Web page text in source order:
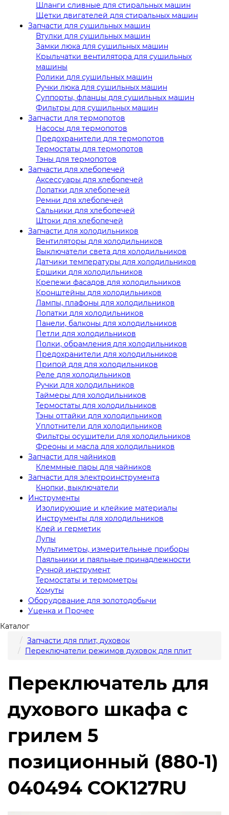
Шланги сливные для стиральных машин
Щетки двигателей для стиральных машин
Запчасти для сушильных машин
Втулки для сушильных машин
Замки люка для сушильных машин
Крыльчатки вентилятора для сушильных
машины
Ролики для сушильных машин
Ручки люка для сушильных машин
Суппорты, фланцы для сушильных машин
Фильтры для сушильных машин
Запчасти для термопотов
Насосы для термопотов
Предохранители для термопотов
Термостаты для термопотов
Тэны для термопотов
Запчасти для хлебопечей
Аксессуары для хлебопечей
Лопатки для хлебопечей
Ремни для хлебопечей
Сальники для хлебопечей
Штоки для хлебопечей
Запчасти для холодильников
Вентиляторы для холодильников
Выключатели света для холодильников
Датчики температуры для холодильников
Ершики для холодильников
Крепежи фасадов для холодильников
Кронштейны для холодильников
Лампы, плафоны для холодильников
Лопатки для холодильников
Панели, балконы для холодильников
Петли для холодильников
Полки, обрамления для холодильников
Предохранители для холодильников
Припой для для холодильников
Реле для холодильников
Ручки для холодильников
Таймеры для холодильников
Термостаты для холодильников
Тэны оттайки для холодильников
Уплотнители для холодильников
Фильтры осушители для холодильников
Фреоны и масла для холодильников
Запчасти для чайников
Клеммные пары для чайников
Запчасти для электроинструмента
Кнопки, выключатели
Инструменты
Изолирующие и клейкие материалы
Инструменты для холодильников
Клей и герметик
Лупы
Мультиметры, измерительные приборы
Паяльники и паяльные принадлежности
Ручной инструмент
Термостаты и термометры
Хомуты
Оборудование для золотодобычи
Уценка и Прочее
Каталог
Запчасти для плит, духовок
Переключатели режимов духовок для плит
Переключатель для
духового шкафа с
грилем 5
позиционный (880-1)
040494 COK127RU